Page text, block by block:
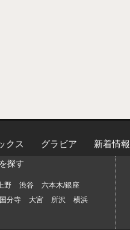
クス グラビア 新着情報
探す
野 渋谷
六本木/銀座
分寺 大宮 所沢
横浜